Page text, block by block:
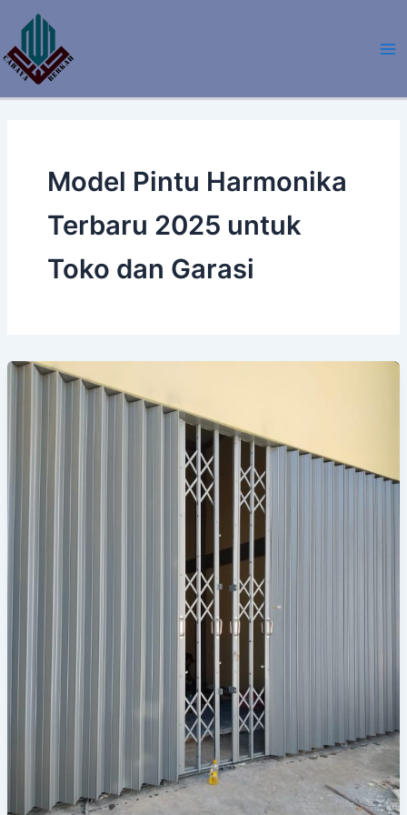
Lewati
konten
Model Pintu Harmonika
Terbaru 2025 untuk
Toko dan Garasi